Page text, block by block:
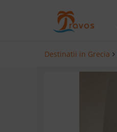
Destinatii in Grecia